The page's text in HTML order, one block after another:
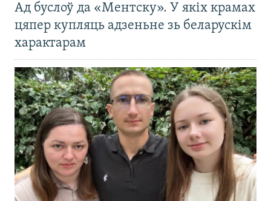
Ад буслоў да «Ментску». У якіх крамах
цяпер купляць адзеньне зь беларускім
характарам